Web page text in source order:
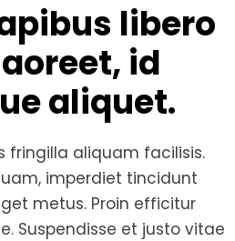
libero
id
aliquet.
fringilla aliquam facilisis.
imperdiet tincidunt
metus. Proin efficitur
Suspendisse et justo vitae